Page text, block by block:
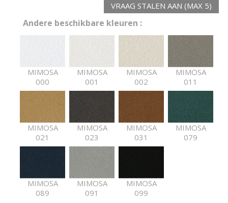
VRAAG STALEN AAN (MAX 5)
Andere beschikbare kleuren :
MIMOSA
000
MIMOSA
001
MIMOSA
002
MIMOSA
011
MIMOSA
021
MIMOSA
023
MIMOSA
031
MIMOSA
079
MIMOSA
089
MIMOSA
091
MIMOSA
099